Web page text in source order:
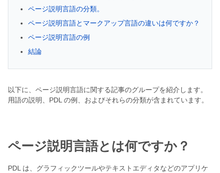
ページ説明言語の分類。
ページ説明言語とマークアップ言語の違いは何ですか？
ページ説明言語の例
結論
以下に、ページ説明言語に関する記事のグループを紹介します。
用語の説明、PDL の例、およびそれらの分類が含まれています。
ページ説明言語とは何ですか？
PDL は、グラフィックツールやテキストエディタなどのアプリケ